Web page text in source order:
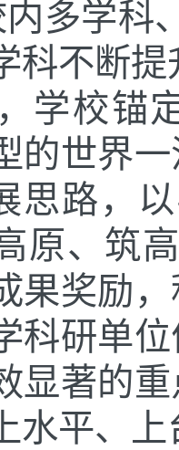
内多学科
科不断提
学校锚
的世界
思路，
原、筑
果奖励
科研单
显著的
水平、上